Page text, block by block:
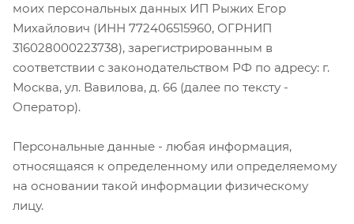
моих персональных данных ИП Рыжих Егор
Михайлович (ИНН 772406515960, ОГРНИП
316028000223738), зарегистрированным в
соответствии с законодательством РФ по адресу: г.
Москва, ул. Вавилова, д. 66 (далее по тексту -
Оператор).
Персональные данные - любая информация,
относящаяся к определенному или определяемому
на основании такой информации физическому
лицу.